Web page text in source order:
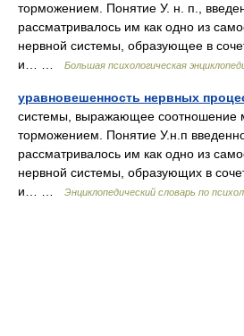
торможением. Понятие У. н. п.,
рассматривалось им как одно из
нервной системы, образующее в
и… …
Большая психологическая
уравновешенность нервных
системы, выражающее соотношение
торможением. Понятие У.н.п
рассматривалось им как одно из
нервной системы, образующих в
и… …
Энциклопедический словарь по